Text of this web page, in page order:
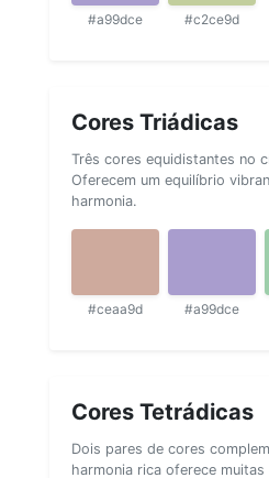
#a99dce #c2ce9d
Cores Triádicas
Três cores equidistantes no
Oferecem um equilíbrio
harmonia.
#ceaa9d #a99dce
Cores Tetrádicas
Dois pares de cores
harmonia rica oferece